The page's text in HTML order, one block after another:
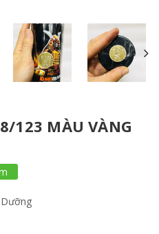
123 MÀU VÀNG